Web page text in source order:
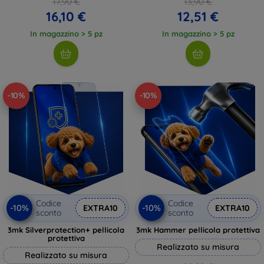
16,10 €
In magazzino > 5 pz
12,51 €
In magazzino > 5 pz
-10%
-10%
Codice
sconto
EXTRA10
3mk Silverprotection+ pellicola
protettiva
Realizzato su misura
-10%
-10%
Codice
sconto
EXTRA10
3mk Hammer pellicola protettiva
Realizzato su misura